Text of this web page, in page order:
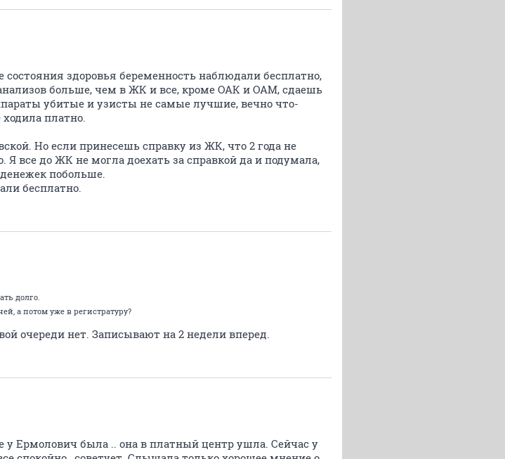
здоровья беременность наблюдали бесплатно,
больше, чем в ЖК и все, кроме ОАК и ОАМ, сдаешь
убитые и узисты не самые лучшие, вечно что-
платно.
Но если принесешь справку из ЖК, что 2 года не
все до ЖК не могла доехать за справкой да и подумала,
побольше.
бесплатно.
долго.
а потом уже в регистратуру?
очереди нет. Записывают на 2 недели вперед.
Ермолович была .. она в платный центр ушла. Сейчас у